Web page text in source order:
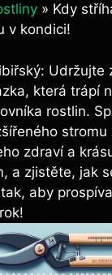
» Kdy
v kondici!
Udržujte
která trápí
rostlin.
stromu
zdraví a
a zjistěte, jak
aby